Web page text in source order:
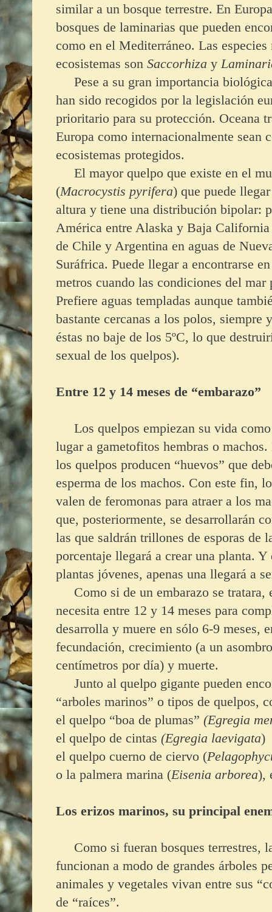
similar a un bosque terrestre. En
bosques de laminarias que pueden
como en el Mediterráneo. Las especies
ecosistemas sonSaccorhizay
Pese a su gran importancia
han sido recogidos por la legislación
prioritario para su protección. Oceana
Europa como internacionalmente sean
ecosistemas protegidos.
El mayor quelpo que existe en el
(Macrocystis pyrifera) que puede
altura y tiene una distribución bipolar:
América entre Alaska y Baja
de Chile y Argentina en aguas de
Suráfrica. Puede llegar a encontrarse
metros cuando las condiciones del
Prefiere aguas templadas aunque
bastante cercanas a los polos, siempre
éstas no baje de los 5ºC, lo que
sexual de los quelpos).
Entre 12 y 14 meses de “embarazo”
Los quelpos empiezan su vida como
lugar a gametofitos hembras o
los quelpos producen “huevos” que
esperma de los machos. Con este fin,
valen de feromonas para atraer a los
que, posteriormente, se desarrollarán
las que saldrán trillones de esporas de
porcentaje llegará a crear una planta.
plantas jóvenes, apenas una llegará a
Como si de un embarazo se tratara,
necesita entre 12 y 14 meses para
desarrolla y muere en sólo 6-9 meses,
fecundación, crecimiento (a un
centímetros por día) y muerte.
Junto al quelpo gigante pueden
“arboles marinos” o tipos de quelpos,
el quelpo “boa de plumas”(Egregia
el quelpo de cintas(Egregia laevigata)
el quelpo cuerno de ciervo (
o la palmera marina (Eisenia arborea),
Los erizos marinos, su principal
Como si fueran bosques terrestres,
funcionan a modo de grandes árboles
animales y vegetales vivan entre sus
de “raíces”.